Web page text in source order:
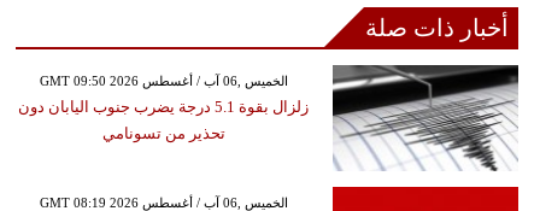
أخبار ذات صلة
GMT 09:50 2026 الخميس ,06 آب / أغسطس
زلزال بقوة 5.1 درجة يضرب جنوب اليابان دون
تحذير من تسونامي
GMT 08:19 2026 الخميس ,06 آب / أغسطس